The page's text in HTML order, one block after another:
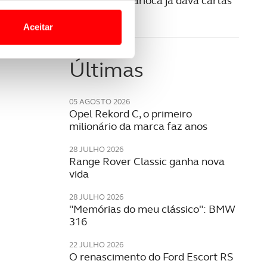
lhe proporcionar
de análise, com parceiros
com o seu
sua experiência de
Aceitar
na segurança
Últimas
05 AGOSTO 2026
Opel Rekord C, o primeiro
milionário da marca faz anos
28 JULHO 2026
Range Rover Classic ganha nova
vida
28 JULHO 2026
"Memórias do meu clássico": BMW
316
22 JULHO 2026
O renascimento do Ford Escort RS